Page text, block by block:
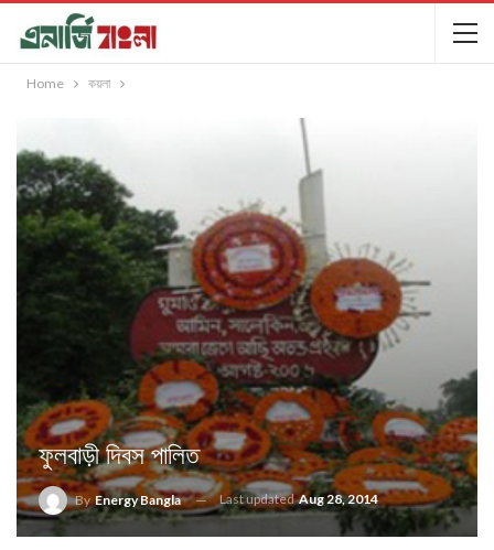
Home কয়লা
ফুলবাড়ী দিবস পালিত
ByEnergy Bangla Last updatedAug 28, 2014